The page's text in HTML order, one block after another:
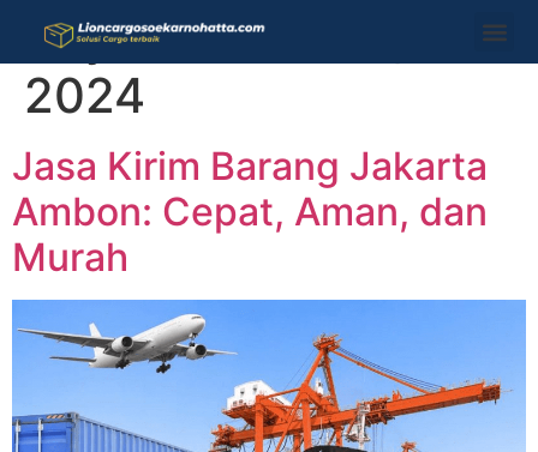
Day:October 16,
2024
Jasa Kirim Barang Jakarta
Ambon: Cepat, Aman, dan
Murah